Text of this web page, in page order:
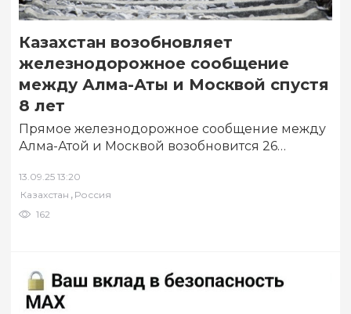
Казахстан возобновляет
железнодорожное сообщение
между Алма-Аты и Москвой спустя
8 лет
Прямое железнодорожное сообщение между
Алма-Атой и Москвой возобновится 26
«Коммерсантъ», об этом сообщили в АО…
13.09.25 13:20
Казахстан , Россия
162